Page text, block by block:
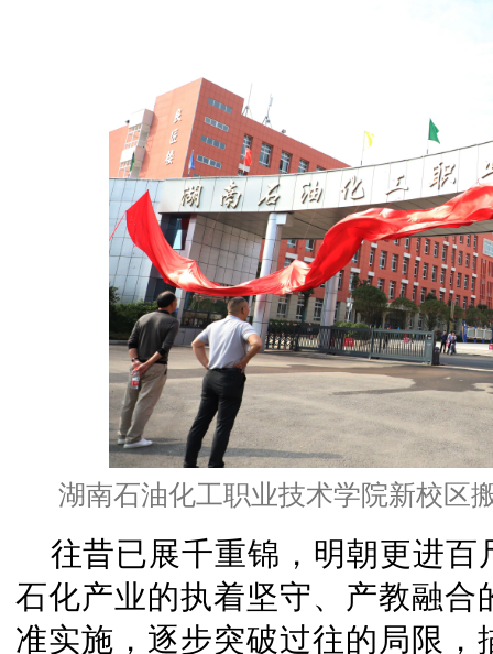
湖南石油化工职业技术学院新校区
往昔已展千重锦，明朝更进
石化产业的执着坚守、产教融
准实施，逐步突破过往的局限